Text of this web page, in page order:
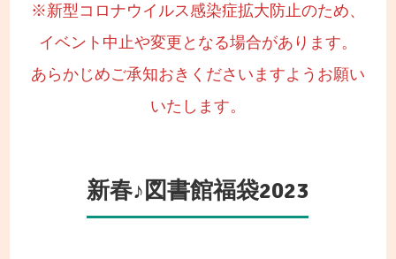
※新型コロナウイルス感染症拡大防止のため、
イベント中止や変更となる場合があります。
あらかじめご承知おきくださいますようお願い
いたします。
新春♪図書館福袋2023